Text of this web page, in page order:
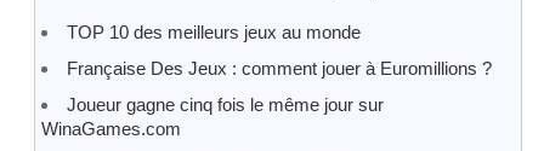
TOP 10 des meilleurs jeux au monde
Française Des Jeux : comment jouer à Euromillions ?
Joueur gagne cinq fois le même jour sur
WinaGames.com